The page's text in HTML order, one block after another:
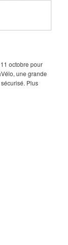
octobre pour
une grande
Plus